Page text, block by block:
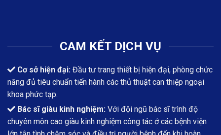
CAM KẾT DỊCH VỤ
Cơ sở hiện đại: Đầu tư trang thiết bị hiện đại, phòng chức
năng đủ tiêu chuẩn tiến hành các thủ thuật can thiệp ngoại
khoa phức tạp.
Bác sĩ giàu kinh nghiệm: Với đội ngũ bác sĩ trình độ
chuyên môn cao giàu kinh nghiệm công tác ở các bệnh viện